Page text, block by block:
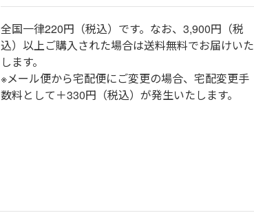
全国一律220円（税込）です。なお、3,900円（税
込）以上ご購入された場合は送料無料でお届けいた
します。
※メール便から宅配便にご変更の場合、宅配変更手
数料として＋330円（税込）が発生いたします。